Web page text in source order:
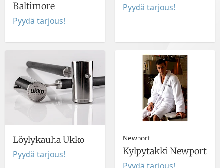
Baltimore
Pyydä tarjous!
Pyydä tarjous!
Löylykauha Ukko
Pyydä tarjous!
Newport
Kylpytakki Newport
Pyydä tarjous!